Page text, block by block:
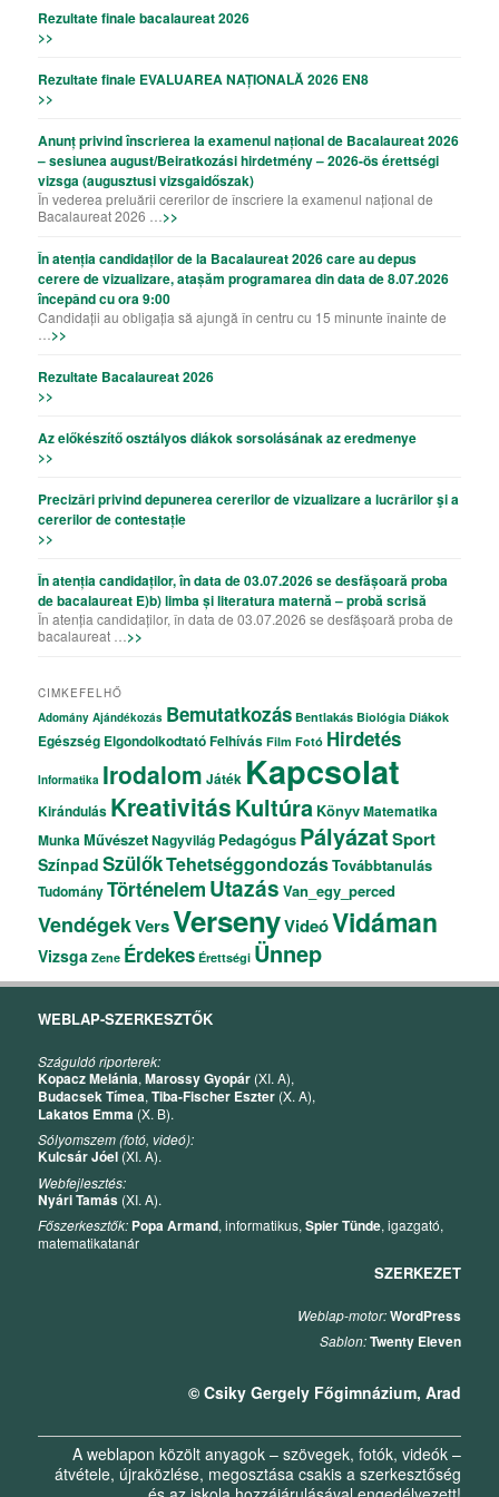
Rezultate finale bacalaureat 2026
>>
Rezultate finale EVALUAREA NAȚIONALĂ 2026 EN8
>>
Anunț privind înscrierea la examenul național de Bacalaureat 2026
– sesiunea august/Beiratkozási hirdetmény – 2026-ös érettségi
vizsga (augusztusi vizsgaidőszak)
În vederea preluării cererilor de înscriere la examenul național de
Bacalaureat 2026 … >>
În atenția candidaților de la Bacalaureat 2026 care au depus
cerere de vizualizare, atașăm programarea din data de 8.07.2026
începând cu ora 9:00
Candidații au obligația să ajungă în centru cu 15 minunte înainte de
>>
Rezultate Bacalaureat 2026
>>
Az előkészítő osztályos diákok sorsolásának az eredmenye
>>
Precizǎri privind depunerea cererilor de vizualizare a lucrǎrilor şi a
cererilor de contestație
>>
În atenția candidaților, în data de 03.07.2026 se desfășoară proba
de bacalaureat E)b) limba și literatura maternă – probă scrisă
În atenția candidaților, în data de 03.07.2026 se desfășoară proba de
bacalaureat … >>
CIMKEFELHŐ
Adomány Ajándékozás Bemutatkozás Bentlakás Biológia Diákok
Egészség ElgondolkodtatóFelhívás Film Fotó Hirdetés
Informatika Irodalom Játék Kapcsolat
Kirándulás KreativitásKultúra KönyvMatematika
MunkaMűvészetNagyvilág Pedagógus PályázatSport
Színpad SzülőkTehetséggondozásTovábbtanulás
TudományTörténelem Utazás Van_egy_perced
VendégekVersVersenyVideóVidáman
Vizsga Zene Érdekes Érettségi Ünnep
WEBLAP-SZERKESZTŐK
Száguldó riporterek:
Kopacz Melánia,Marossy Gyopár (XI. A),
Budacsek Tímea,Tiba-Fischer Eszter (X. A),
Lakatos Emma (X. B).
Sólyomszem (fotó, videó):
Kulcsár Jóel (XI. A).
Webfejlesztés:
Nyári Tamás (XI. A).
Főszerkesztők: Popa Armand, informatikus,Spier Tünde, igazgató,
matematikatanár
SZERKEZET
Weblap-motor:WordPress
Sablon:Twenty Eleven
© Csiky Gergely Főgimnázium, Arad
A weblapon közölt anyagok – szövegek, fotók, videók –
átvétele, újraközlése, megosztása csakis a szerkesztőség